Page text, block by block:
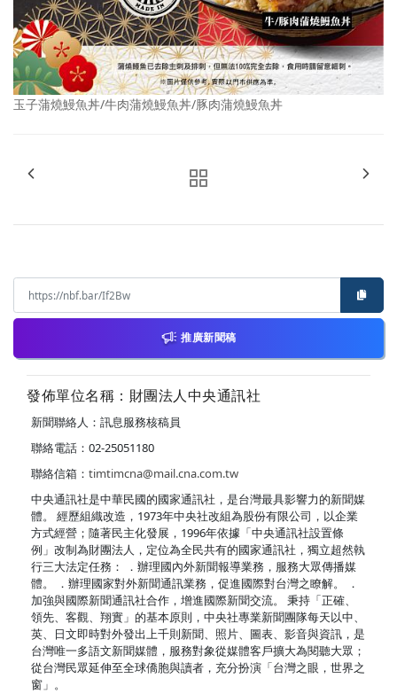
玉子蒲燒鰻魚丼/牛肉蒲燒鰻魚丼/豚肉蒲燒鰻魚丼
推廣新聞稿
發佈單位名稱：財團法人中央通訊社
新聞聯絡人：訊息服務核稿員
聯絡電話：02-25051180
聯絡信箱： timtimcna@mail.cna.com.tw
中央通訊社是中華民國的國家通訊社，是台灣最具影響力的新聞媒
體。 經歷組織改造，1973年中央社改組為股份有限公司，以企業
方式經營；隨著民主化發展，1996年依據「中央通訊社設置條
例」改制為財團法人，定位為全民共有的國家通訊社，獨立超然執
行三大法定任務： ．辦理國內外新聞報導業務，服務大眾傳播媒
體。 ．辦理國家對外新聞通訊業務，促進國際對台灣之瞭解。 ．
加強與國際新聞通訊社合作，增進國際新聞交流。 秉持「正確、
領先、客觀、翔實」的基本原則，中央社專業新聞團隊每天以中、
英、日文即時對外發出上千則新聞、照片、圖表、影音與資訊，是
台灣唯一多語文新聞媒體，服務對象從媒體客戶擴大為閱聽大眾；
從台灣民眾延伸至全球僑胞與讀者，充分扮演「台灣之眼，世界之
窗」。